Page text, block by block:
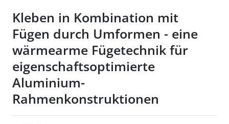
Kleben in Kombination mit
Fügen durch Umformen - eine
wärmearme Fügetechnik für
eigenschaftsoptimierte
Aluminium-
Rahmenkonstruktionen